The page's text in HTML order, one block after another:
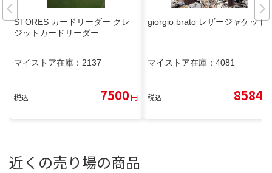
STORES カードリーダー クレ
ジットカードリーダー
マイストア在庫： 2137
税込 7500円
giorgio brato レザージャケット
マイストア在庫： 4081
税込 8584
近くの売り場の商品